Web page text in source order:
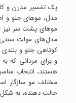
مدل، موهای جلو و
موهای پشت سر نیز
مدل‌های مولت
کوتاهی جلو و
و برای مردانی که
هستند، انتخاب
مختلف مو سازگار
حالت دهنده، به